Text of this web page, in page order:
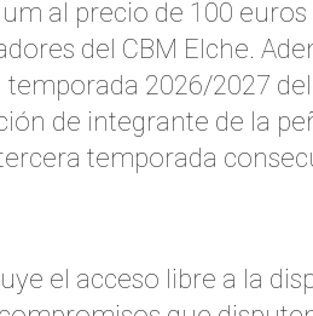
al precio de 100
del CBM Elche.
2026/2027
de integrante de la
temporada
el acceso libre a la